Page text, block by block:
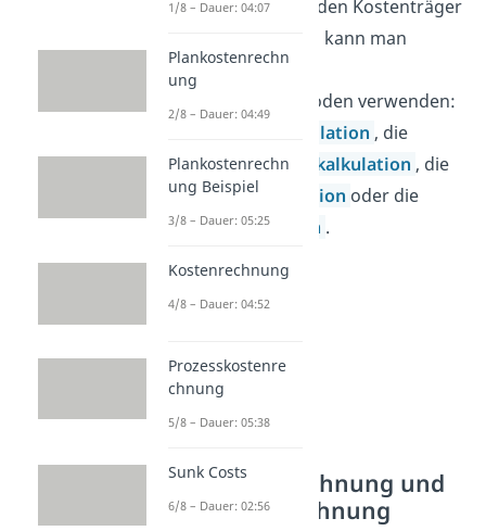
Stückkosten für jeden Kostenträger
berechnet. Hierbei kann man
unterschiedliche
Kalkulationsmethoden verwenden:
Divisionskalkulation , die
Äquivalenzziffernkalkulation , die
Zuschlagskalkulation oder die
Kuppelkalkulation .
Vollkostenrechnung und
Teilkostenrechnung
1/8 – Dauer: 04:07
Plankostenrechn
ung
2/8 – Dauer: 04:49
Plankostenrechn
ung Beispiel
3/8 – Dauer: 05:25
Kostenrechnung
4/8 – Dauer: 04:52
Prozesskostenre
chnung
5/8 – Dauer: 05:38
Sunk Costs
6/8 – Dauer: 02:56